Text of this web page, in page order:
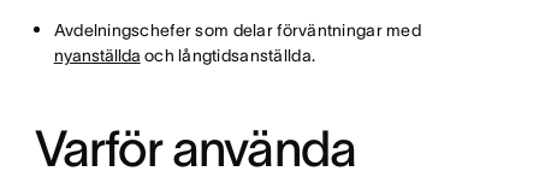
Avdelningschefer som delar förväntningar med
nyanställda och långtidsanställda.
Varför använda